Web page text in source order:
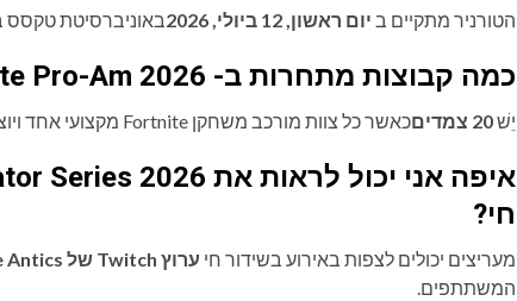
הטורניר מתקיים ב יום ראשון, 12 ביולי, 2026 באוניברסיטת
כמה קבוצות מתחרות ב- Fortnite Pro-Am 2026?
יֵשׁ20 צמדים כאשר כל צוות מורכב משחקן Fortnite מקצועי אחד ויוצר תוכן אחד.
חי?
מעריצים יכולים לצפות באירוע בשידור חי ערוץ Twitch של Aussie Antics
המשתתפים.